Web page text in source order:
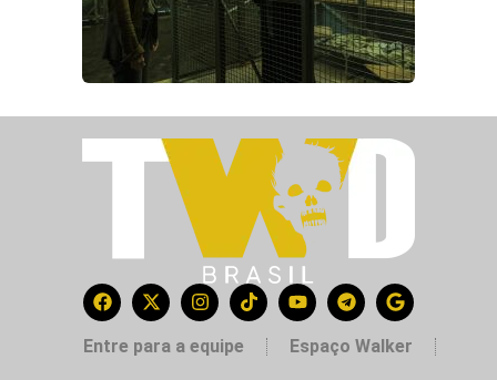
Entre para a equipe Espaço Walker